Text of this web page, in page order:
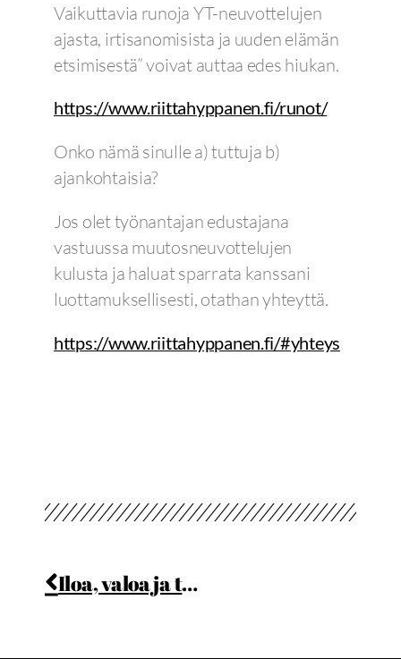
Vaikuttavia runoja YT-neuvottelujen
ajasta, irtisanomisista ja uuden elämän
etsimisestä” voivat auttaa edes hiukan.
https://www.riittahyppanen.fi/runot/
Onko nämä sinulle a) tuttuja b)
ajankohtaisia?
Jos olet työnantajan edustajana
vastuussa muutosneuvottelujen
kulusta ja haluat sparrata kanssani
luottamuksellisesti, otathan yhteyttä.
https://www.riittahyppanen.fi/#yhteys
Iloa, valoa ja toivoa tulevaan